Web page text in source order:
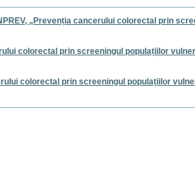
„Prevenția cancerului colorectal prin
colorectal prin screeningul populațiilor
colorectal prin screeningul populațiilor